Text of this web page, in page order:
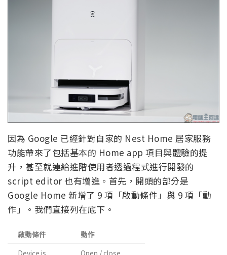
因為 Google 已經針對自家的 Nest Home 居家服務
功能帶來了包括基本的 Home app 項目與體驗的提
升，甚至就連給進階使用者透過程式進行開發的
script editor 也有增進。首先，開頭的部分是
Google Home 新增了 9 項「啟動條件」與 9 項「動
作」。我們直接列在底下。
啟動條件
動作